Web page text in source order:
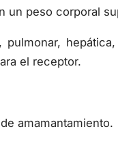
un peso corporal
el receptor.
amamantamiento.